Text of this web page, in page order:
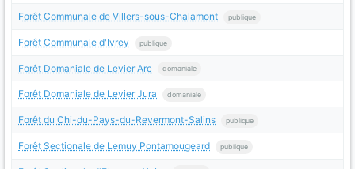
Forêt Communale de Villers-sous-Chalamont publique
Forêt Communale d'Ivrey publique
Forêt Domaniale de Levier Arc domaniale
Forêt Domaniale de Levier Jura domaniale
Forêt du Chi-du-Pays-du-Revermont-Salins publique
Forêt Sectionale de Lemuy Pontamougeard publique